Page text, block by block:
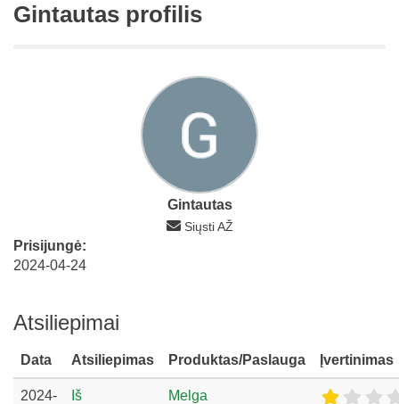
Gintautas profilis
Gintautas
Siųsti AŽ
Prisijungė:
2024-04-24
Atsiliepimai
Data Atsiliepimas Produktas/Paslauga Įvertinimas
2024-
Iš
Melga